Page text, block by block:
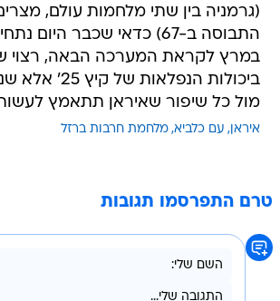
(גרמניה בין שתי מלחמות עולם,
התבוסה ב-67) כדאי שכבר היום
במרץ לקראת המערכה הבאה, רצוי
ביכולות
מול כל שיפור שאיראן תתאמץ
איראן עם כלביא מלחמת חרבות ברזל
טרם התפרסמו תגובות